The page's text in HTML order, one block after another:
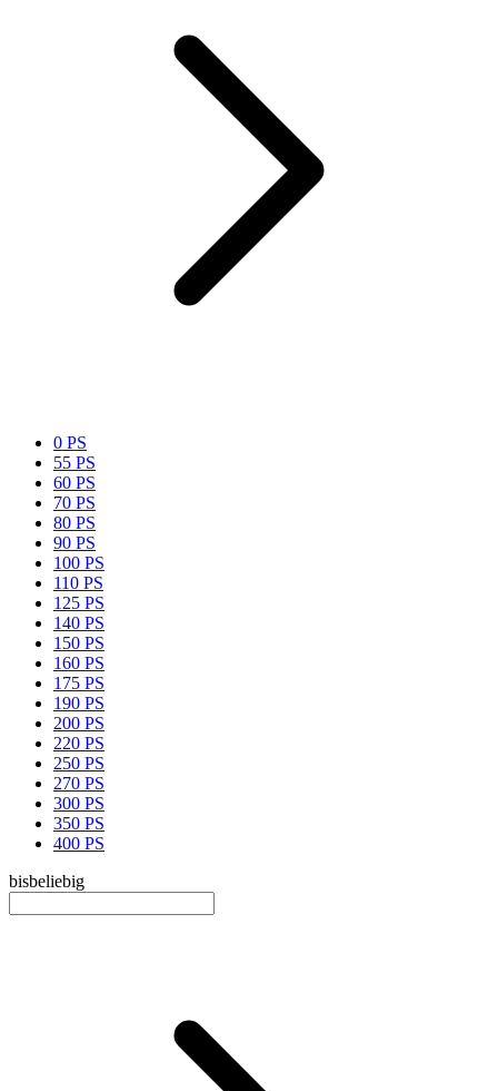
0 PS
55 PS
60 PS
70 PS
80 PS
90 PS
100 PS
110 PS
125 PS
140 PS
150 PS
160 PS
175 PS
190 PS
200 PS
220 PS
250 PS
270 PS
300 PS
350 PS
400 PS
bisbeliebig